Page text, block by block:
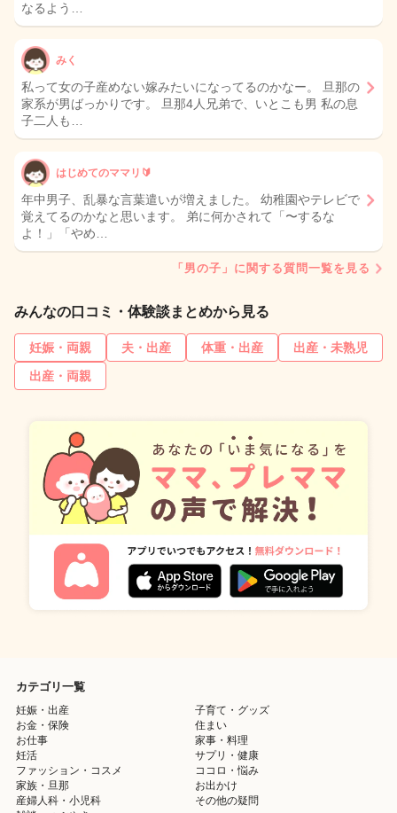
なるよう…
みく
私って女の子産めない嫁みたいになってるのかなー。 旦那の
家系が男ばっかりです。 旦那4人兄弟で、いとこも男 私の息
子二人も…
はじめてのママリ🔰
年中男子、乱暴な言葉遣いが増えました。 幼稚園やテレビで
覚えてるのかなと思います。 弟に何かされて「〜するな
よ！」「やめ…
「男の子」に関する質問一覧を見る
みんなの口コミ・体験談まとめから見る
妊娠・両親 夫・出産 体重・出産
出産・未熟児
出産・両親
カテゴリ一覧
妊娠・出産
子育て・グッズ
お金・保険
住まい
お仕事
家事・料理
妊活
サプリ・健康
ファッション・コスメ
ココロ・悩み
家族・旦那
お出かけ
産婦人科・小児科
その他の疑問